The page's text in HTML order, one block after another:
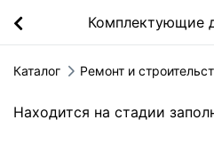
Комплектующие
Каталог Ремонт и
Находится на стадии